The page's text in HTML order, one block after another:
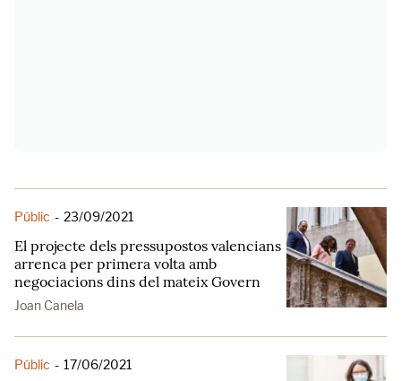
Públic - 23/09/2021
El projecte dels pressupostos valencians
arrenca per primera volta amb
negociacions dins del mateix Govern
Joan Canela
Públic - 17/06/2021